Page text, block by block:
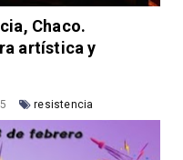
Chaco.
artística y
resistencia